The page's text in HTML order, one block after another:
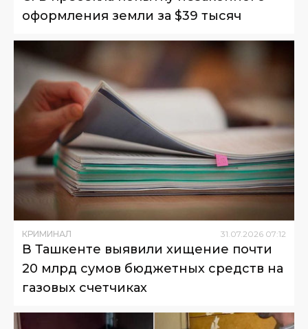
оформления земли за $39 тысяч
КРИМИНАЛ 31 07 2026 07:12
В Ташкенте выявили хищение почти
20 млрд сумов бюджетных средств на
газовых счетчиках